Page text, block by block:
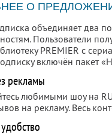
О
объединяет два
Пользователи
PREMIER с
включён пакет
рекламы
любимыми шоу на
на рекламу. Весь